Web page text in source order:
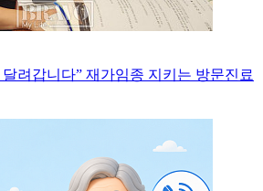
려갑니다” 재가임종 지키는 방문진료